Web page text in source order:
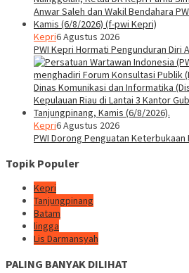
Kepri6 Agustus 2026
PWI Kepri Hormati Pengunduran Diri
Kepri6 Agustus 2026
PWI Dorong Penguatan
Topik Populer
Kepri
Tanjungpinang
Batam
lingga
Lis Darmansyah
PALING BANYAK DILIHAT